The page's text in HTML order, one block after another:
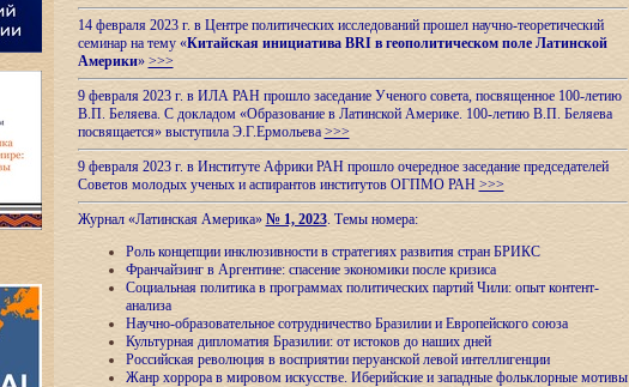
14 февраля 2023 г. в Центре политических исследований прошел научно-теоретический
семинар на тему «Китайская инициатива BRI в геополитическом поле Латинской
Америки» >>>
9 февраля 2023 г. в ИЛА РАН прошло заседание Ученого совета, посвященное 100-летию
В.П. Беляева. С докладом «Образование в Латинской Америке. 100-летию В.П. Беляева
посвящается» выступила Э.Г.Ермольева >>>
9 февраля 2023 г. в Институте Африки РАН прошло очередное заседание председателей
Советов молодых ученых и аспирантов институтов ОГПМО РАН >>>
Журнал «Латинская Америка» № 1, 2023. Темы номера:
Роль концепции инклюзивности в стратегиях развития стран БРИКС
Франчайзинг в Аргентине: спасение экономики после кризиса
Социальная политика в программах политических партий Чили: опыт контент-
анализа
Научно-образовательное сотрудничество Бразилии и Европейского союза
Культурная дипломатия Бразилии: от истоков до наших дней
Российская революция в восприятии перуанской левой интеллигенции
Жанр хоррора в мировом искусстве. Иберийские и западные фольклорные мотивы